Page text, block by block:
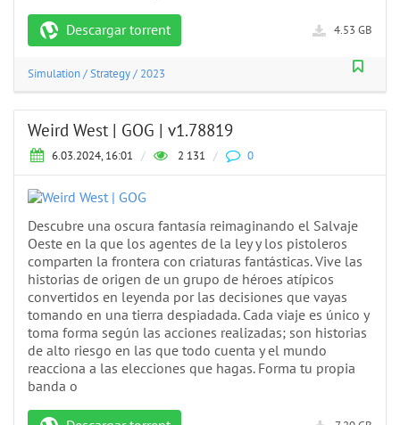
Descargar torrent 4.53 GB
Simulation/Strategy/ 2023
Weird West | GOG | v1.78819
6.03.2024, 16:01 / 2 131 / 0
Descubre una oscura fantasía reimaginando el Salvaje
Oeste en la que los agentes de la ley y los pistoleros
comparten la frontera con criaturas fantásticas. Vive las
historias de origen de un grupo de héroes atípicos
convertidos en leyenda por las decisiones que vayas
tomando en una tierra despiadada. Cada viaje es único y
toma forma según las acciones realizadas; son historias
de alto riesgo en las que todo cuenta y el mundo
reacciona a las elecciones que hagas. Forma tu propia
banda o